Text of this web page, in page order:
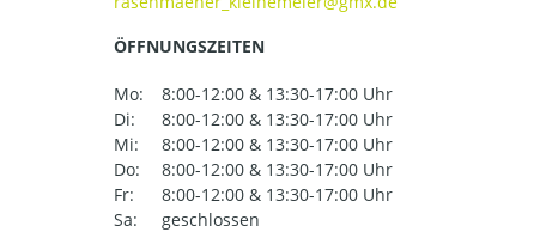
ÖFFNUNGSZEITEN
Mo:
8:00-12:00 & 13:30-17:00 Uhr
Di:
8:00-12:00 & 13:30-17:00 Uhr
Mi:
8:00-12:00 & 13:30-17:00 Uhr
Do:
8:00-12:00 & 13:30-17:00 Uhr
Fr:
8:00-12:00 & 13:30-17:00 Uhr
Sa:
geschlossen